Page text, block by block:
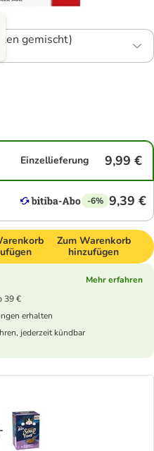
gemischt)
Einzellieferung 9,99 €
-6% 9,39 €
Zum Warenkorb
hinzufügen
Mehr erfahren
39 €
erhalten
jederzeit kündbar